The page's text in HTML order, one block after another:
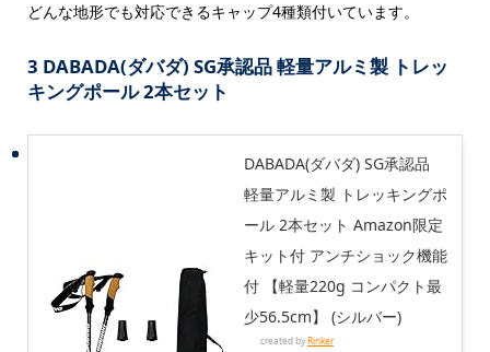
どんな地形でも対応できるキャップ4種類付いています。
3 DABADA(ダバダ) SG承認品 軽量アルミ製 トレッ
キングポール 2本セット
DABADA(ダバダ) SG承認品
軽量アルミ製 トレッキングポ
ール 2本セット Amazon限定
キット付 アンチショック機能
付 【軽量220g コンパクト最
少56.5cm】 (シルバー)
created byRinker